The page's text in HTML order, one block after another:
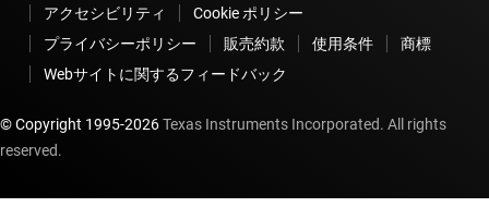
アクセシビリティ
Cookie ポリシー
プライバシーポリシー
販売約款 使用条件
商標
Webサイトに関するフィードバック
© Copyright 1995-2026Texas Instruments Incorporated. All rights
reserved.